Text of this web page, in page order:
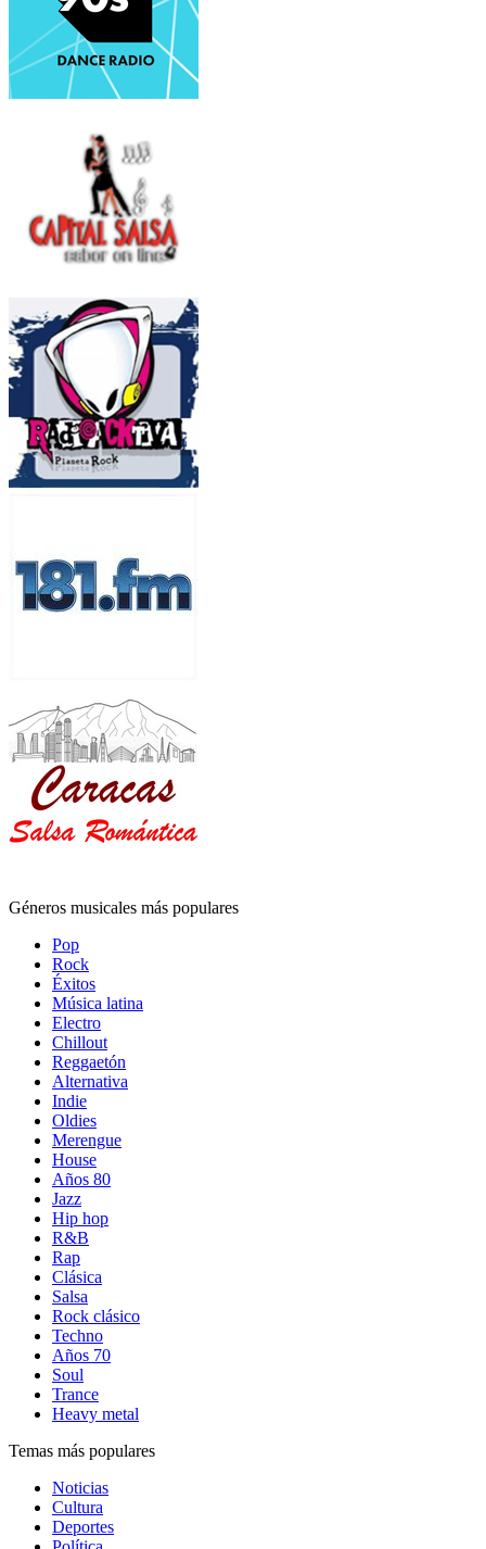
Géneros musicales más populares
Pop
Rock
Éxitos
Música latina
Electro
Chillout
Reggaetón
Alternativa
Indie
Oldies
Merengue
House
Años 80
Jazz
Hip hop
R&B
Rap
Clásica
Salsa
Rock clásico
Techno
Años 70
Soul
Trance
Heavy metal
Temas más populares
Noticias
Cultura
Deportes